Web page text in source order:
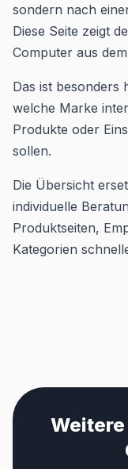
sondern nach
Diese Seite zeigt
Computer aus
Das ist besonders
welche Marke
Produkte oder
sollen.
Die Übersicht
individuelle
Produktseiten,
Kategorien
Weitere